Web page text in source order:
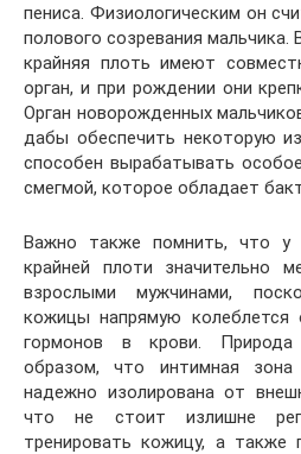
пениса. Физиологическим он
полового созревания мальчика.
крайняя плоть имеют
орган, и при рождении они
Орган новорожденных
дабы обеспечить некоторую
способен вырабатывать
смегмой, которое обладает
Важно также помнить, что у
крайней плоти значительно
взрослыми мужчинами,
кожицы напрямую колеблется
гормонов в крови. Природа
образом, что интимная
надежно изолирована от
что не стоит излишне
тренировать кожицу, а также